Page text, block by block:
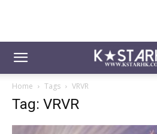
Home Tags VRVR
Tag: VRVR